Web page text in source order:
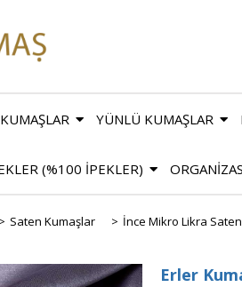
YÜNLÜ KUMAŞLAR
(%100 İPEKLER)
> Saten Kumaşlar > İnce Mikro Likra Saten
Erler